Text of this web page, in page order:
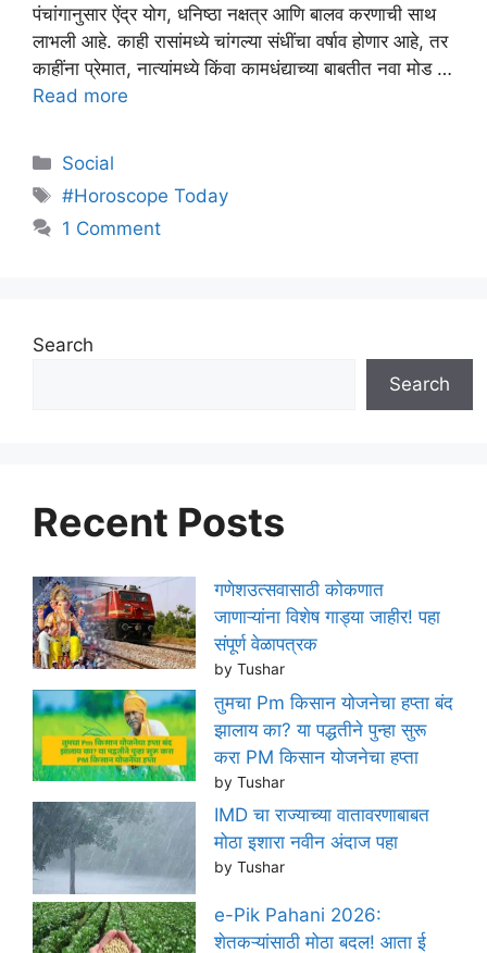
पंचांगानुसार ऐंद्र योग, धनिष्ठा नक्षत्र आणि बालव करणाची साथ
लाभली आहे. काही रासांमध्ये चांगल्या संधींचा वर्षाव होणार आहे, तर
काहींना प्रेमात, नात्यांमध्ये किंवा कामधंद्याच्या बाबतीत नवा मोड …
Read more
Categories
Social
Tags
#Horoscope Today
1 Comment
Search
Search
Recent Posts
गणेशउत्सवासाठी कोकणात
जाणाऱ्यांना विशेष गाड्या जाहीर! पहा
संपूर्ण वेळापत्रक
by Tushar
तुमचा Pm किसान योजनेचा हप्ता बंद
झालाय का? या पद्धतीने पुन्हा सुरू
करा PM किसान योजनेचा हप्ता
by Tushar
IMD चा राज्याच्या वातावरणाबाबत
मोठा इशारा नवीन अंदाज पहा
by Tushar
e-Pik Pahani 2026:
शेतकऱ्यांसाठी मोठा बदल! आता ई